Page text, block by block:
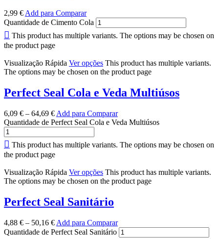
2,99 € Add para Comparar
Quantidade de Cimento Cola
This product has multiple variants. The options may be chosen on
the product page
Visualização Rápida Ver opções This product has multiple variants.
The options may be chosen on the product page
Perfect Seal Cola e Veda Multiúsos
6,09 € – 64,69 € Add para Comparar
Quantidade de Perfect Seal Cola e Veda Multiúsos
This product has multiple variants. The options may be chosen on
the product page
Visualização Rápida Ver opções This product has multiple variants.
The options may be chosen on the product page
Perfect Seal Sanitário
4,88 € – 50,16 € Add para Comparar
Quantidade de Perfect Seal Sanitário